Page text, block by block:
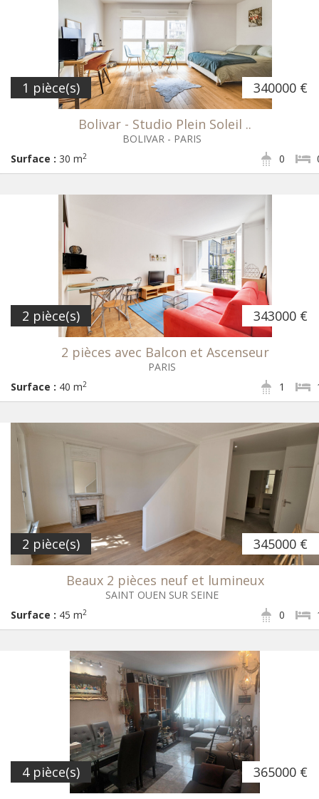
340000 €
1 pièce(s)
Bolivar - Studio Plein Soleil ..
BOLIVAR - PARIS
Surface : 30 m2 0
343000 €
2 pièce(s)
2 pièces avec Balcon et Ascenseur
PARIS
Surface : 40 m2 1
345000 €
2 pièce(s)
Beaux 2 pièces neuf et lumineux
SAINT OUEN SUR SEINE
Surface : 45 m2 0
365000 €
4 pièce(s)